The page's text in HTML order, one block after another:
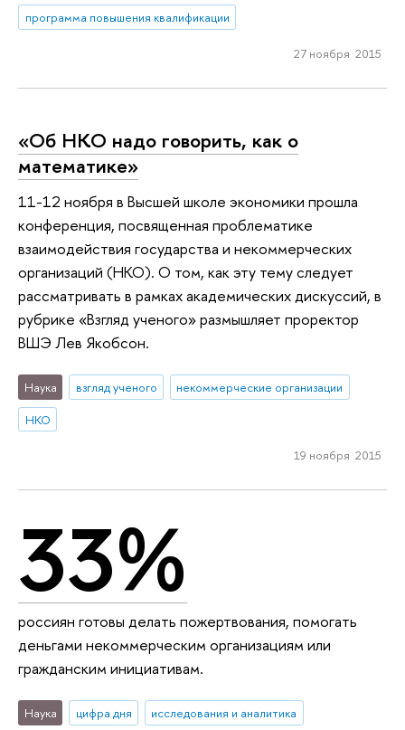
программа повышения квалификации
27 ноября 2015
«Об НКО надо говорить, как о
математике»
11-12 ноября в Высшей школе экономики прошла
конференция, посвященная проблематике
взаимодействия государства и некоммерческих
организаций (НКО). О том, как эту тему следует
рассматривать в рамках академических дискуссий, в
рубрике «Взгляд ученого» размышляет проректор
ВШЭ Лев Якобсон.
Наука взгляд ученого
некоммерческие организации
НКО
19 ноября 2015
33%
россиян готовы делать пожертвования, помогать
деньгами некоммерческим организациям или
гражданским инициативам.
Наука цифра дня
исследования и аналитика